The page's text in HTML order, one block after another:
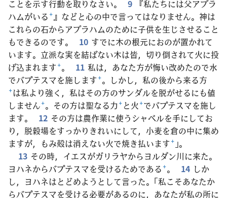
ことを示す行動を取りなさい。
9 『私たちには父アブラ
ハムがいる+』などと心の中で言ってはなりません。神は
これらの石からアブラハムのために子供を生じさせること
もできるのです。
10 すでに木の根元におのが置かれて
います。立派な実を結ばない木は皆，切り倒されて火に投
げ込まれます+。 11 私は，あなた方が悔い改めたので水
でバプテスマを施します+。しかし，私の後から来る方
+は私より強く，私はその方のサンダルを脱がせるにも値
しません+。その方は聖なる力+と火+でバプテスマを施し
ます。
12 その方は農作業に使うシャベルを手にしてお
り，脱穀場をすっかりきれいにして，小麦を倉の中に集め
ますが，もみ殻は消えない火で焼き払います+ 」。
13 その時，イエスがガリラヤからヨルダン川に来た。
ヨハネからバプテスマを受けるためである+。 14 しか
し，ヨハネはとどめようとして言った。「私こそあなたか
らバプテスマを受ける必要があるのに，あなたが私の所に